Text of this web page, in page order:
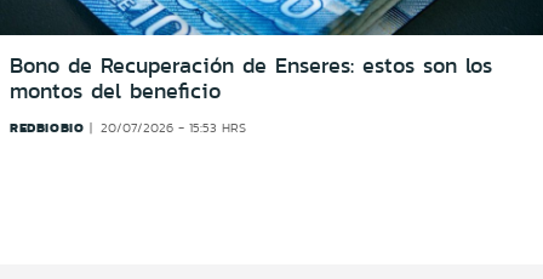
Bono de Recuperación de Enseres: estos son los
montos del beneficio
REDBIOBIO 20/07/2026 - 15:53 HRS